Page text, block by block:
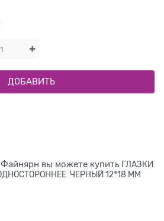
ДОБАВИТЬ
Файнярн вы можете купить ГЛАЗКИ
ЧЕРНЫЙ 12*18 ММ